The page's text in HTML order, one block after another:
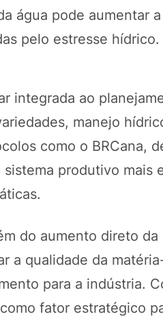
água pode aumentar
pelo estresse
integrada ao
manejo
como o BRCana,
produtivo mais
do aumento direto
a qualidade da
para a indústria.
fator estratégico